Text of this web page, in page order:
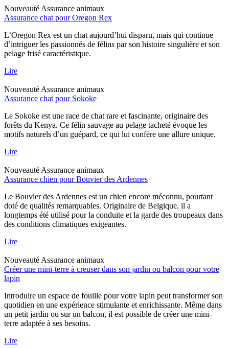
Nouveauté Assurance animaux
Assurance chat pour Oregon Rex
L’Oregon Rex est un chat aujourd’hui disparu, mais qui continue
d’intriguer les passionnés de félins par son histoire singulière et son
pelage frisé caractéristique.
Lire
Nouveauté Assurance animaux
Assurance chat pour Sokoke
Le Sokoke est une race de chat rare et fascinante, originaire des
forêts du Kenya. Ce félin sauvage au pelage tacheté évoque les
motifs naturels d’un guépard, ce qui lui confère une allure unique.
Lire
Nouveauté Assurance animaux
Assurance chien pour Bouvier des Ardennes
Le Bouvier des Ardennes est un chien encore méconnu, pourtant
doté de qualités remarquables. Originaire de Belgique, il a
longtemps été utilisé pour la conduite et la garde des troupeaux dans
des conditions climatiques exigeantes.
Lire
Nouveauté Assurance animaux
Créer une mini-terre à creuser dans son jardin ou balcon pour votre
lapin
Introduire un espace de fouille pour votre lapin peut transformer son
quotidien en une expérience stimulante et enrichissante. Même dans
un petit jardin ou sur un balcon, il est possible de créer une mini-
terre adaptée à ses besoins.
Lire